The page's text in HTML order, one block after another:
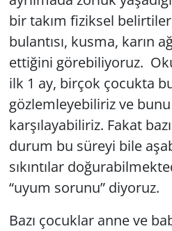
bir takım fiziksel
bulantısı, kusma, karın
ettiğini görebiliyoruz.
ilk 1 ay, birçok çocukta
gözlemleyebiliriz ve
karşılayabiliriz. Fakat
durum bu süreyi bile
sıkıntılar
“uyum sorunu” diyoruz.
Bazı çocuklar anne ve